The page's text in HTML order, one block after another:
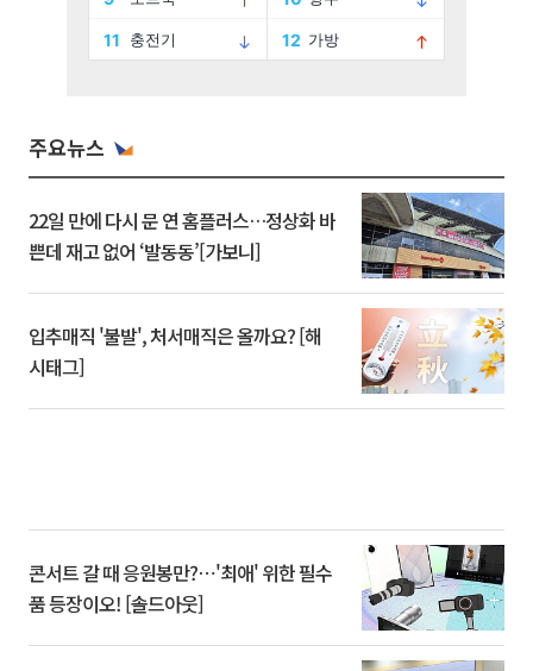
주요뉴스
22일 만에 다시 문 연 홈플러스…정상화 바
쁜데 재고 없어 ‘발동동’[가보니]
입추매직 '불발', 처서매직은 올까요? [해
시태그]
콘서트 갈 때 응원봉만?⋯'최애' 위한 필수
품 등장이오! [솔드아웃]